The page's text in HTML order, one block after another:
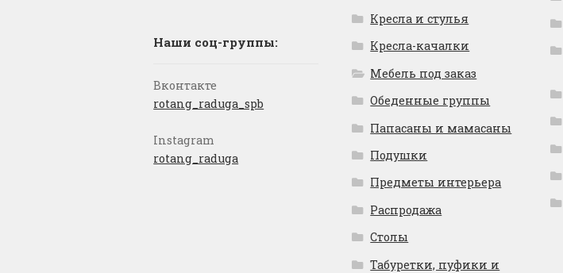
Наши соц-группы:
Вконтакте
rotang_raduga_spb
Instagram
rotang_raduga
Кресла и стулья
Кресла-качалки
Мебель под заказ
Обеденные группы
Папасаны и мамасаны
Подушки
Предметы интерьера
Распродажа
Столы
Табуретки, пуфики и